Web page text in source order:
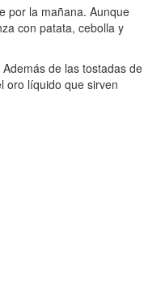
por la mañana. Aunque
con patata, cebolla y
de las tostadas de
oro líquido que sirven